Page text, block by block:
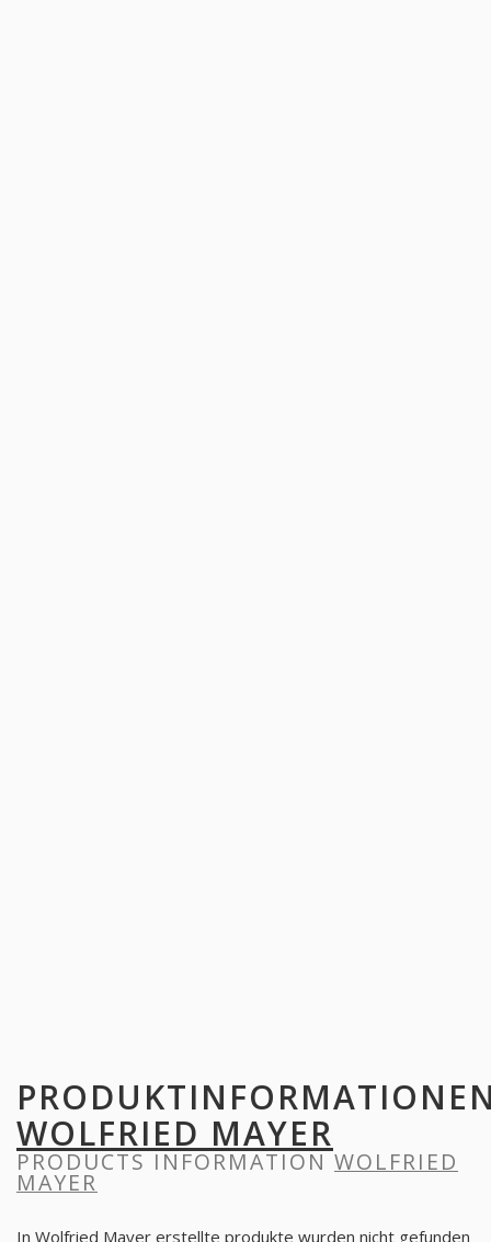
WOLFRIED MAYER
PRODUCTS INFORMATION WOLFRIED
MAYER
In Wolfried Mayer erstellte produkte wurden nicht gefunden